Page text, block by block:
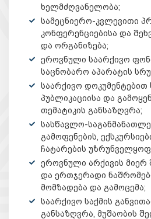
ხელმძღვანელობა;
სამეცნიერო-კვლევითი
კონფერენციებისა და
და ორგანიზება;
ეროვნული საარქივო
საცნობარო აპარატის
საარქივო
პუბლიკაციისა და
თემატიკის განსაზღვრა;
სასწავლო-
გამოფენების,
ჩატარების
ეროვნული არქივის
და ერთჯერადი
მომზადება და გამოცემა;
საარქივო საქმის
განსაზღვრა, მუშაობის